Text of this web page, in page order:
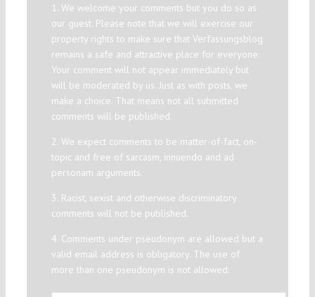
1. We welcome your comments but you do so as
our guest. Please note that we will exercise our
property rights to make sure that Verfassungsblog
remains a safe and attractive place for everyone.
Your comment will not appear immediately but
will be moderated by us. Just as with posts, we
make a choice. That means not all submitted
comments will be published.
2. We expect comments to be matter-of-fact, on-
topic and free of sarcasm, innuendo and ad
personam arguments.
3. Racist, sexist and otherwise discriminatory
comments will not be published.
4. Comments under pseudonym are allowed but a
valid email address is obligatory. The use of
more than one pseudonym is not allowed.